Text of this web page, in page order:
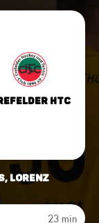
HTC
Lorenz
23 min